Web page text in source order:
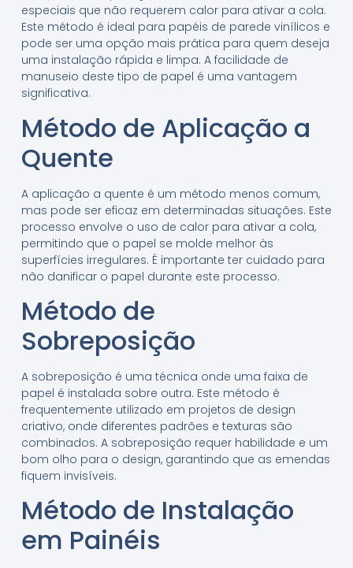
especiais que não requerem calor para ativar a cola.
Este método é ideal para papéis de parede vinílicos e
pode ser uma opção mais prática para quem deseja
uma instalação rápida e limpa. A facilidade de
manuseio deste tipo de papel é uma vantagem
significativa.
Método de Aplicação a
Quente
A aplicação a quente é um método menos comum,
mas pode ser eficaz em determinadas situações. Este
processo envolve o uso de calor para ativar a cola,
permitindo que o papel se molde melhor às
superfícies irregulares. É importante ter cuidado para
não danificar o papel durante este processo.
Método de
Sobreposição
A sobreposição é uma técnica onde uma faixa de
papel é instalada sobre outra. Este método é
frequentemente utilizado em projetos de design
criativo, onde diferentes padrões e texturas são
combinados. A sobreposição requer habilidade e um
bom olho para o design, garantindo que as emendas
fiquem invisíveis.
Método de Instalação
em Painéis